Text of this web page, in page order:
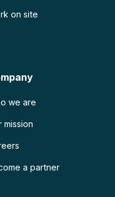
on site
we are
mission
a partner